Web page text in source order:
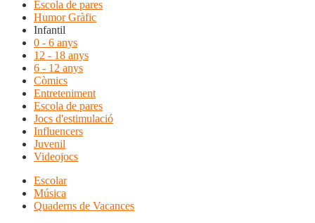
Escola de pares
Humor Gràfic
Infantil
0 - 6 anys
12 - 18 anys
6 - 12 anys
Còmics
Entreteniment
Escola de pares
Jocs d'estimulació
Influencers
Juvenil
Videojocs
Escolar
Música
Quaderns de Vacances